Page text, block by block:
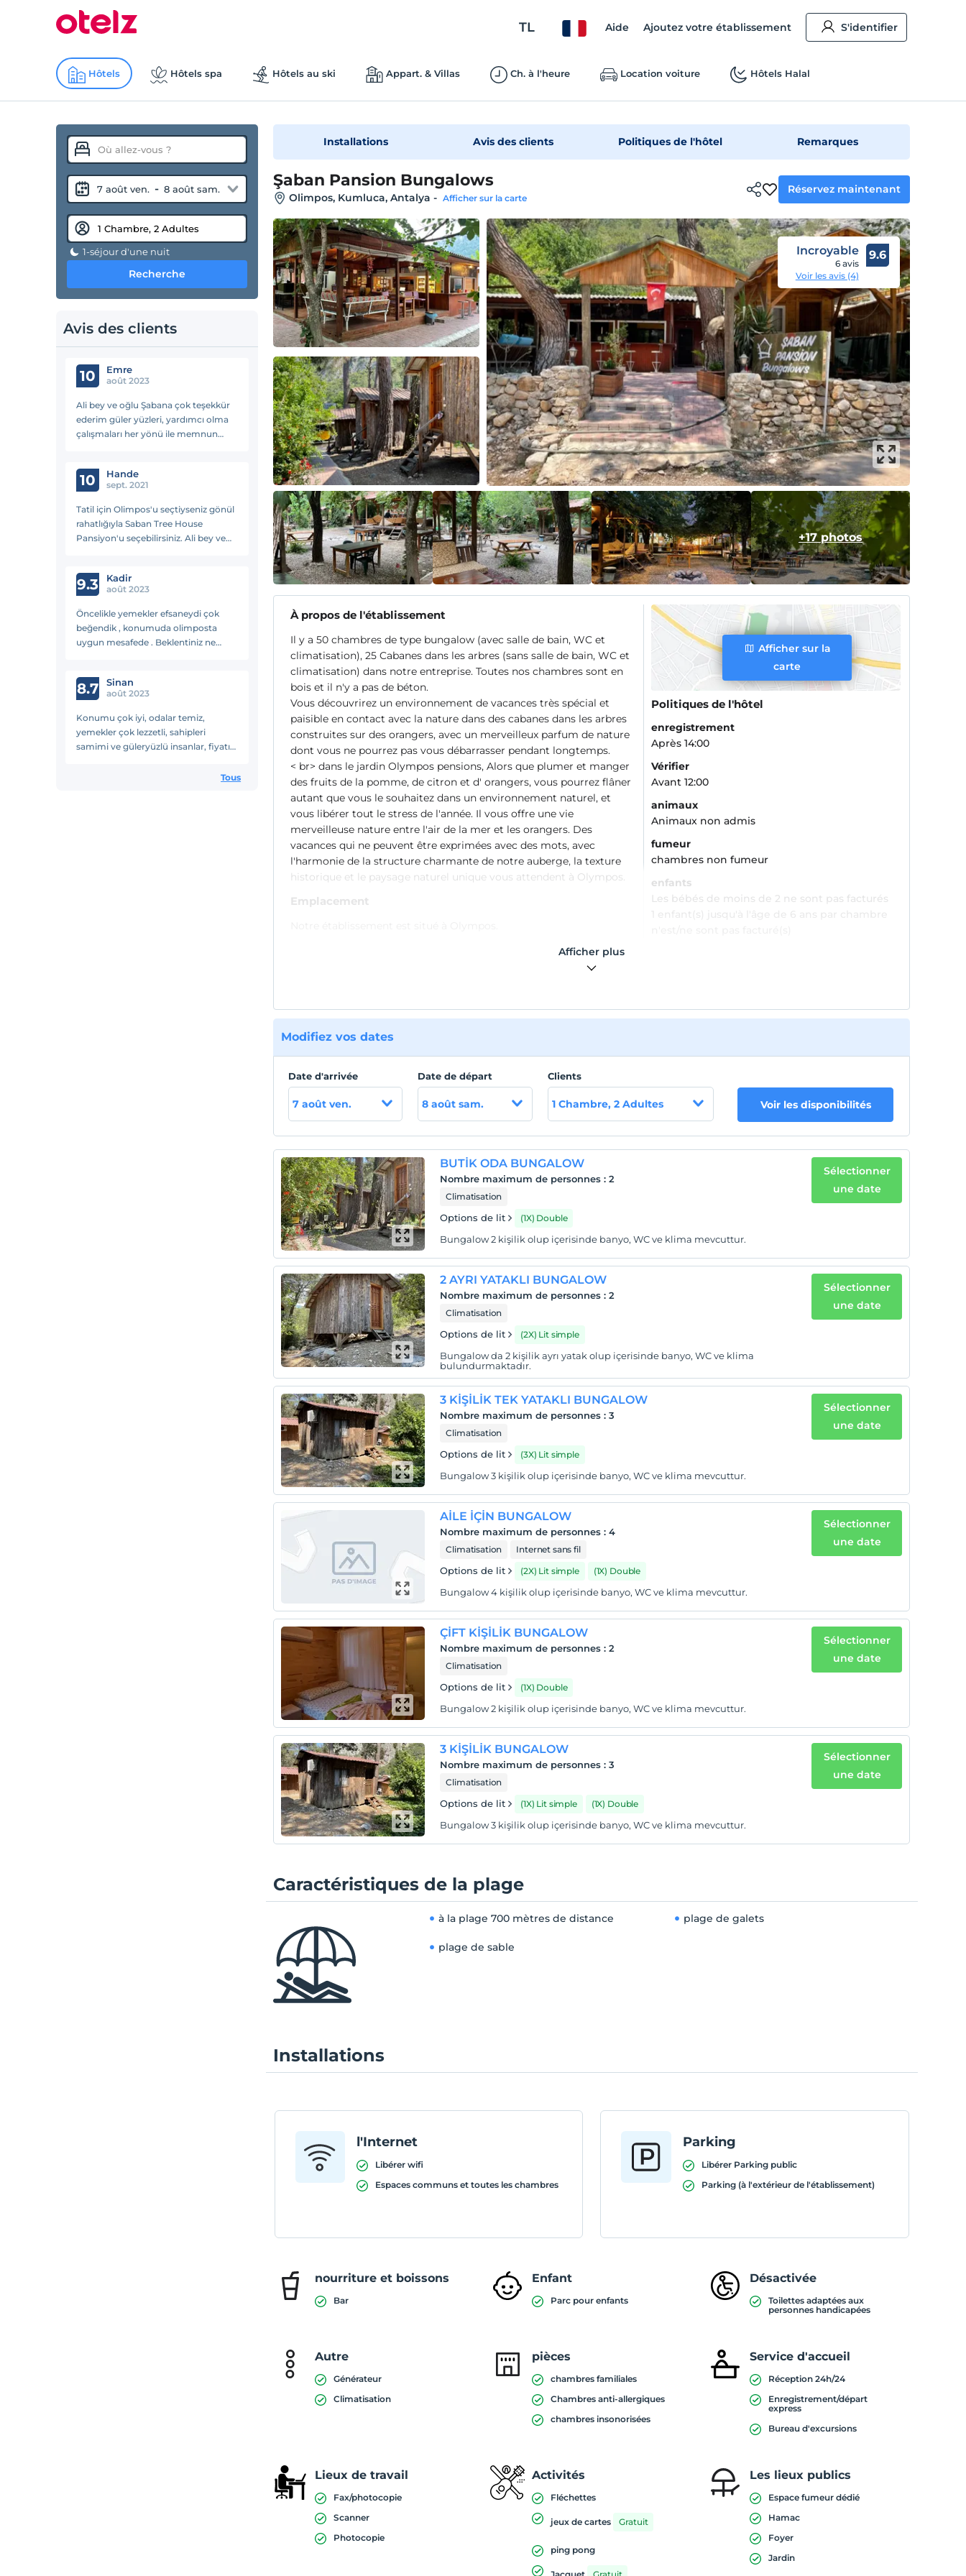
TL Aide Ajoutez votre établissement S'identifier
Hôtels Hôtels spa Hôtels au ski Appart. & Villas Ch. à l'heure Location voiture Hôtels Halal
7 août ven. - 8 août sam.
1-séjour d'une nuit
Recherche
Avis des clients
10 Emre
août 2023
Ali bey ve oğlu Şabana çok teşekkür
ederim güler yüzleri, yardımcı olma
çalışmaları her yönü ile memnun
Çok keyif aldık.
10 Hande
sept. 2021
Tatil için Olimpos'u seçtiyseniz gönül
rahatlığıyla Saban Tree House
Pansiyon'u seçebilirsiniz. Ali bey ve
şahane. Kısacası tatilden o kadar
memnun kaldık ki ilk kez bir
pansiyondan ayrılırken ağladım. Her
şey harikaydı, teşekkür ederiz...
9.3 Kadir
août 2023
Öncelikle yemekler efsaneydi çok
beğendik , konumuda olimposta
uygun mesafede . Beklentiniz ne
teşekkür ederiz.
8.7 Sinan
août 2023
Konumu çok iyi, odalar temiz,
yemekler çok lezzetli, sahipleri
samimi ve güleryüzlü insanlar, fiyatı
Tous
Installations Avis des clients Politiques de l'hôtel Remarques
Şaban Pansion Bungalows
Olimpos, Kumluca, Antalya - Afficher sur la carte
Réservez maintenant
Incroyable
6 avis
Voir les avis (4)
9.6
+17 photos
À propos de l'établissement
Il y a 50 chambres de type bungalow (avec salle de bain, WC et
climatisation), 25 Cabanes dans les arbres (sans salle de bain, WC et
climatisation) dans notre entreprise. Toutes nos chambres sont en
bois et il n'y a pas de béton.
Vous découvrirez un environnement de vacances très spécial et
paisible en contact avec la nature dans des cabanes dans les arbres
construites sur des orangers, avec un merveilleux parfum de nature
dont vous ne pourrez pas vous débarrasser pendant longtemps.
< br> dans le jardin Olympos pensions, Alors que plumer et manger
des fruits de la pomme, de citron et d' orangers, vous pourrez flâner
autant que vous le souhaitez dans un environnement naturel, et
vous libérer tout le stress de l'année. Il vous offre une vie
merveilleuse nature entre l'air de la mer et les orangers. Des
vacances qui ne peuvent être exprimées avec des mots, avec
l'harmonie de la structure charmante de notre auberge, la texture
historique et le paysage naturel unique vous attendent à Olympos.
Emplacement
Afficher sur la
carte
Politiques de l'hôtel
enregistrement
Après 14:00
Vérifier
Avant 12:00
animaux
Animaux non admis
fumeur
chambres non fumeur
enfants
Les bébés de moins de 2 ne sont pas facturés
Afficher plus
Modifiez vos dates
Date d'arrivée
7 août ven.
Date de départ
8 août sam.
Clients
1 Chambre, 2 Adultes Voir les disponibilités
BUTİK ODA BUNGALOW
Nombre maximum de personnes :2
Climatisation
Options de lit (1X) Double
Bungalow 2 kişilik olup içerisinde banyo, WC ve klima mevcuttur.
Sélectionner
une date
2 AYRI YATAKLI BUNGALOW
Nombre maximum de personnes :2
Climatisation
Options de lit (2X) Lit simple
Bungalow da 2 kişilik ayrı yatak olup içerisinde banyo, WC ve klima
bulundurmaktadır.
Sélectionner
une date
3 KİŞİLİK TEK YATAKLI BUNGALOW
Nombre maximum de personnes :3
Climatisation
Options de lit (3X) Lit simple
Bungalow 3 kişilik olup içerisinde banyo, WC ve klima mevcuttur.
Sélectionner
une date
AİLE İÇİN BUNGALOW
Nombre maximum de personnes :4
Climatisation Internet sans fil
Options de lit (2X) Lit simple (1X) Double
Bungalow 4 kişilik olup içerisinde banyo, WC ve klima mevcuttur.
Sélectionner
une date
ÇİFT KİŞİLİK BUNGALOW
Nombre maximum de personnes :2
Climatisation
Options de lit (1X) Double
Bungalow 2 kişilik olup içerisinde banyo, WC ve klima mevcuttur.
Sélectionner
une date
3 KİŞİLİK BUNGALOW
Nombre maximum de personnes :3
Climatisation
Options de lit (1X) Lit simple (1X) Double
Bungalow 3 kişilik olup içerisinde banyo, WC ve klima mevcuttur.
Sélectionner
une date
Caractéristiques de la plage
à la plage 700 mètres de distance plage de galets
plage de sable
Installations
l'Internet
Libérer wifi
Espaces communs et toutes les chambres
Parking
Libérer Parking public
Parking (à l'extérieur de l'établissement)
nourriture et boissons
Bar
Enfant
Parc pour enfants
Désactivée
Toilettes adaptées aux
personnes handicapées
Autre
Générateur
Climatisation
pièces
chambres familiales
Chambres anti-allergiques
chambres insonorisées
Service d'accueil
Réception 24h/24
Enregistrement/départ
express
Bureau d'excursions
Lieux de travail
Fax/photocopie
Scanner
Photocopie
Activités
Fléchettes
jeux de cartes Gratuit
ping pong
Les lieux publics
Espace fumeur dédié
Hamac
Foyer
Jardin